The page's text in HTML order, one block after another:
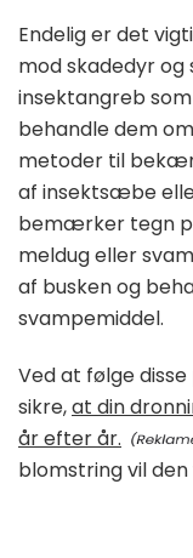
Endelig er det
mod skadedyr og
insektangreb
behandle dem
metoder til
af insektsæbe
bemærker tegn
meldug eller
af busken og
svampemiddel.
Ved at følge
sikre,at din
år efter år.
blomstring vil